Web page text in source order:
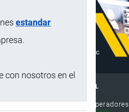
estandar
con nosotros en el
DIRECTORIO INTERNACIONAL
Directorio Internacional de